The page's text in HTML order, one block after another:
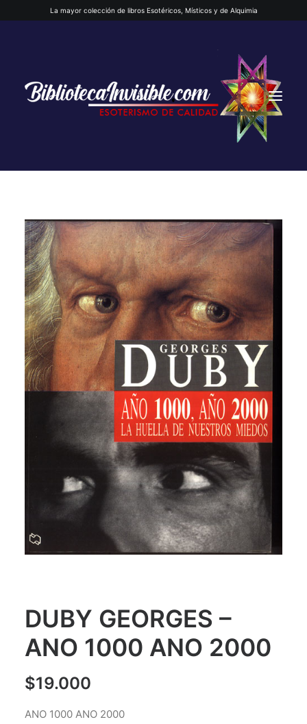
La mayor colección de libros Esotéricos, Místicos y de Alquimia
INICIO
QUIENES SOMOS
CATEGORÍAS
AUTORES DESTACADOS
CONTACTO
LOGIN / REGISTER
CART
DUBY GEORGES –
ANO 1000 ANO 2000
$19.000
ANO 1000 ANO 2000